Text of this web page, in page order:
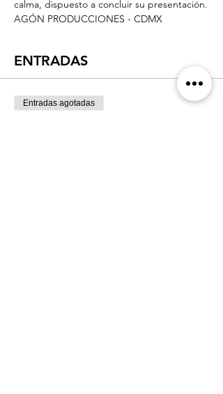
calma, dispuesto a concluir su presentación.
AGÓN PRODUCCIONES - CDMX
ENTRADAS
Entradas agotadas